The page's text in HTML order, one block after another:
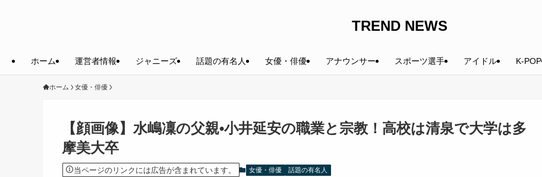
TREND NEWS
ホーム 運営者情報 ジャニーズ 話題の有名人 女優・俳優 アナウンサー スポーツ選手 アイドル K-POP
ホーム 女優・俳優
【顔画像】水嶋凜の父親•小井延安の職業と宗教！高校は清泉で大学は多
摩美大卒
当ページのリンクには広告が含まれています。 女優・俳優 話題の有名人